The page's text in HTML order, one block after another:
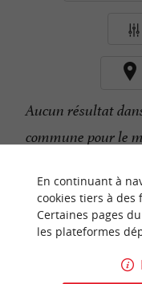
Aucun résultat
commune pour le
En continuant à
cookies tiers à des
Certaines pages
les plateformes